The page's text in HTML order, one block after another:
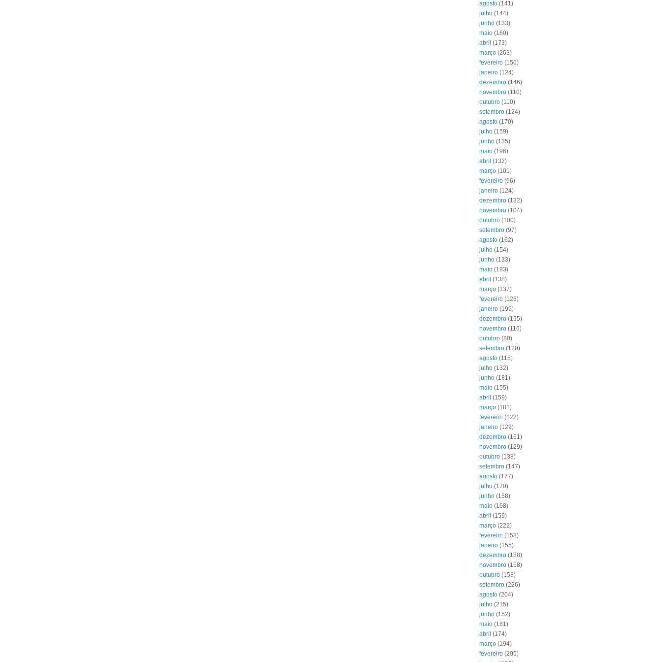
agosto (141)
julho (144)
junho (133)
maio (160)
abril (173)
março (263)
fevereiro (150)
janeiro (124)
dezembro (146)
novembro (110)
outubro (110)
setembro (124)
agosto (170)
julho (159)
junho (135)
maio (196)
abril (132)
março (101)
fevereiro (96)
janeiro (124)
dezembro (132)
novembro (104)
outubro (100)
setembro (97)
agosto (162)
julho (154)
junho (133)
maio (183)
abril (138)
março (137)
fevereiro (128)
janeiro (199)
dezembro (155)
novembro (116)
outubro (80)
setembro (120)
agosto (115)
julho (132)
junho (181)
maio (155)
abril (159)
março (181)
fevereiro (122)
janeiro (129)
dezembro (161)
novembro (129)
outubro (138)
setembro (147)
agosto (177)
julho (170)
junho (158)
maio (168)
abril (159)
março (222)
fevereiro (153)
janeiro (155)
dezembro (188)
novembro (158)
outubro (158)
setembro (226)
agosto (204)
julho (215)
junho (152)
maio (181)
abril (174)
março (194)
fevereiro (205)